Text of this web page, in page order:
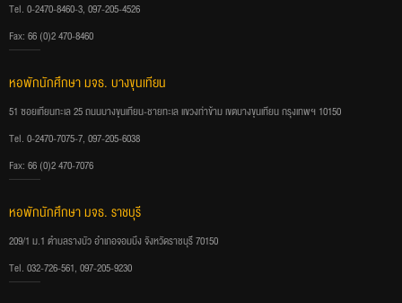
Tel. 0-2470-8460-3, 097-205-4526
Fax: 66 (0)2 470-8460
หอพักนักศึกษา มจธ. บางขุนเทียน
51 ซอยเทียนทะเล 25 ถนนบางขุนเทียน-ชายทะเล แขวงท่าข้าม เขตบางขุนเทียน กรุงเทพฯ 10150
Tel. 0-2470-7075-7, 097-205-6038
Fax: 66 (0)2 470-7076
หอพักนักศึกษา มจธ. ราชบุรี
209/1 ม.1 ตำบลรางบัว อำเภอจอมบึง จังหวัดราชบุรี 70150
Tel. 032-726-561, 097-205-9230